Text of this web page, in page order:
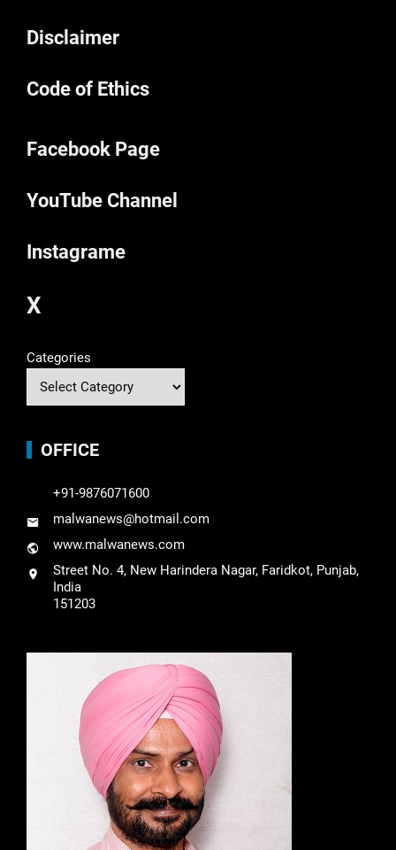
Disclaimer
Code of Ethics
Facebook Page
YouTube Channel
Instagrame
X
Categories
OFFICE
+91-9876071600
malwanews@hotmail.com
www.malwanews.com
Street No. 4, New Harindera Nagar, Faridkot, Punjab,
India
151203